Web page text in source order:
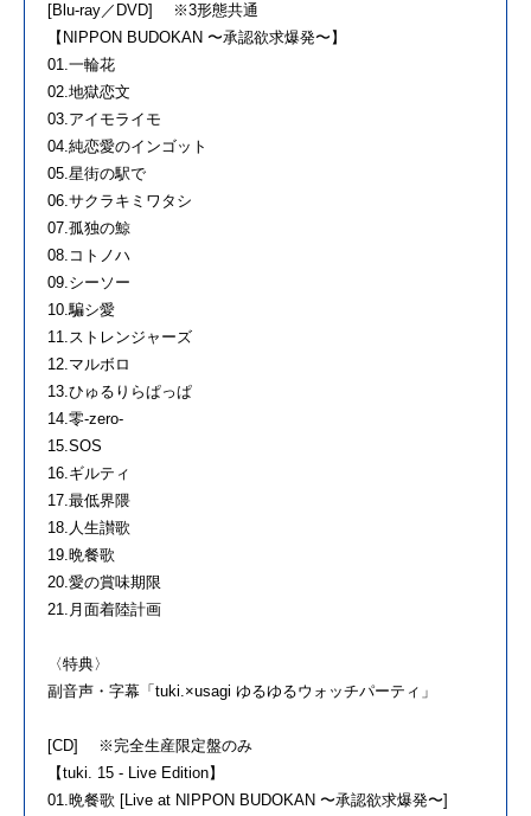
[Blu-ray／DVD] ※3形態共通
【NIPPON BUDOKAN 〜承認欲求爆発〜】
01.一輪花
02.地獄恋文
03.アイモライモ
04.純恋愛のインゴット
05.星街の駅で
06.サクラキミワタシ
07.孤独の鯨
08.コトノハ
09.シーソー
10.騙シ愛
11.ストレンジャーズ
12.マルボロ
13.ひゅるりらぱっぱ
14.零-zero-
15.SOS
16.ギルティ
17.最低界隈
18.人生讃歌
19.晩餐歌
20.愛の賞味期限
21.月面着陸計画
〈特典〉
副音声・字幕「tuki.×usagi ゆるゆるウォッチパーティ」
[CD] ※完全生産限定盤のみ
【tuki. 15 - Live Edition】
01.晩餐歌 [Live at NIPPON BUDOKAN 〜承認欲求爆発〜]